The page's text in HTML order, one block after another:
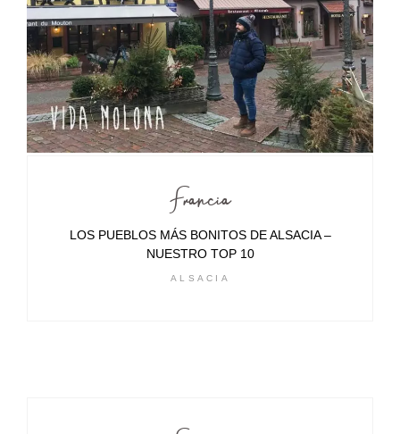
Francia
LOS PUEBLOS MÁS BONITOS DE ALSACIA –
NUESTRO TOP 10
ALSACIA